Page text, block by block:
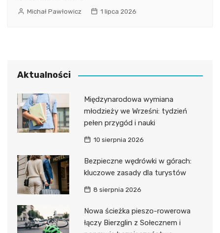
Michał Pawłowicz 1 lipca 2026
Aktualności
Międzynarodowa wymiana
młodzieży we Wrześni: tydzień
pełen przygód i nauki
10 sierpnia 2026
Bezpieczne wędrówki w górach:
kluczowe zasady dla turystów
8 sierpnia 2026
Nowa ścieżka pieszo-rowerowa
łączy Bierzglin z Sołecznem i